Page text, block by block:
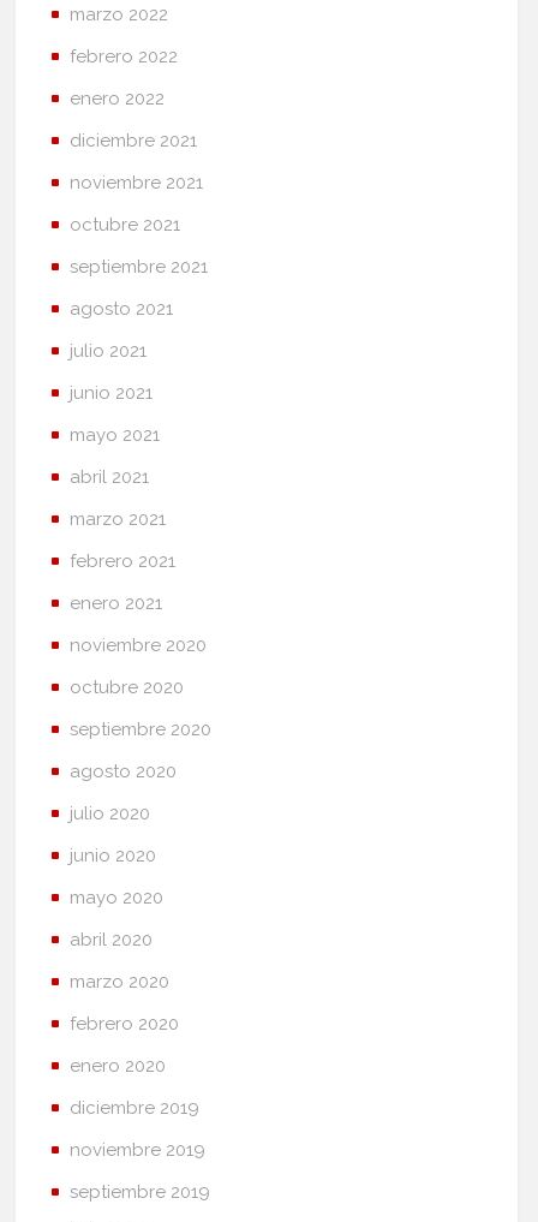
marzo 2022
febrero 2022
enero 2022
diciembre 2021
noviembre 2021
octubre 2021
septiembre 2021
agosto 2021
julio 2021
junio 2021
mayo 2021
abril 2021
marzo 2021
febrero 2021
enero 2021
noviembre 2020
octubre 2020
septiembre 2020
agosto 2020
julio 2020
junio 2020
mayo 2020
abril 2020
marzo 2020
febrero 2020
enero 2020
diciembre 2019
noviembre 2019
septiembre 2019